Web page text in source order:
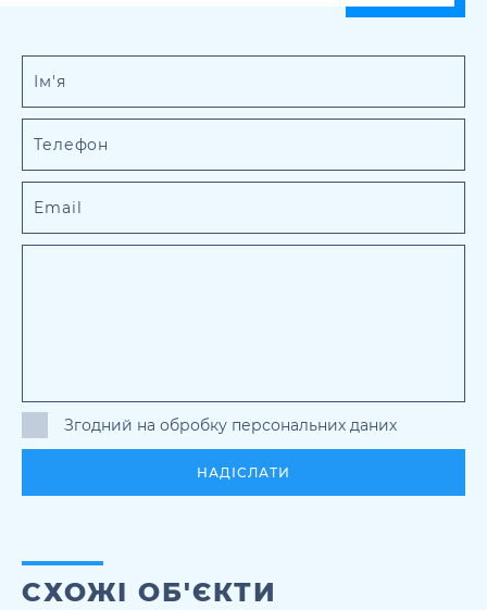
Згодний на обробку персональних даних
НАДІСЛАТИ
СХОЖІ ОБ'ЄКТИ